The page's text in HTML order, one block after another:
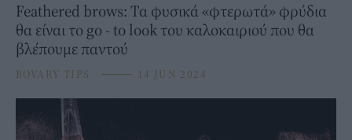
Feathered brows: Τα φυσικά «φτερωτά» φρύδια
θα είναι το go - to look του καλοκαιριού που θα
βλέπουμε παντού
BOVARY TIPS ⸻ 14 JUN 2024